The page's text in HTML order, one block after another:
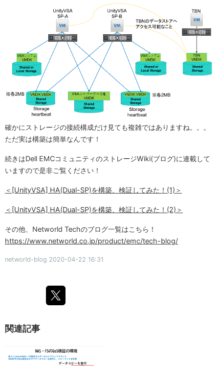
確かにストレージの接続構成だけ見ても複雑ではありますね。。。
ただ実は構築は簡単なんです！
続きはDell EMCコミュニティのストレージWiki(ブログ)に連載して
いますので是非ご覧ください！
＜[UnityVSA] HA(Dual-SP)を構築、検証してみた！(1)＞
＜[UnityVSA] HA(Dual-SP)を構築、検証してみた！(2)＞
その他、Networld Techのブログ一覧はこちら！​
https://www.networld.co.jp/product/emc/tech-blog/
networld-blog 2020-04-22 16:31
関連記事